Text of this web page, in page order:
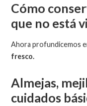
Cómo
que no está
Ahora profundicemos
fresco.
Almejas,
cuidados